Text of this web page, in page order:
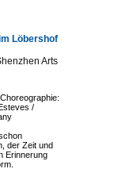
Löbershof
Arts
/
der Zeit und
Erinnerung